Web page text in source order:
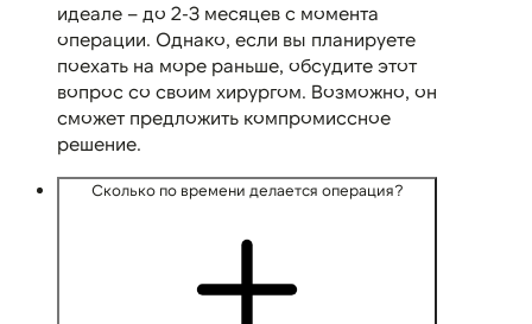
идеале – до 2-3 месяцев с момента
операции. Однако, если вы планируете
поехать на море раньше, обсудите этот
вопрос со своим хирургом. Возможно, он
сможет предложить компромиссное
решение.
Сколько по времени делается операция?